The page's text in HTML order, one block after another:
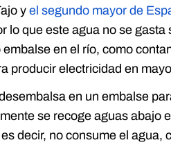
yel segundo mayor de
lo que este agua no se
embalse en el río, como
producir electricidad en
en un embalse
se recoge aguas abajo
decir, no consume el